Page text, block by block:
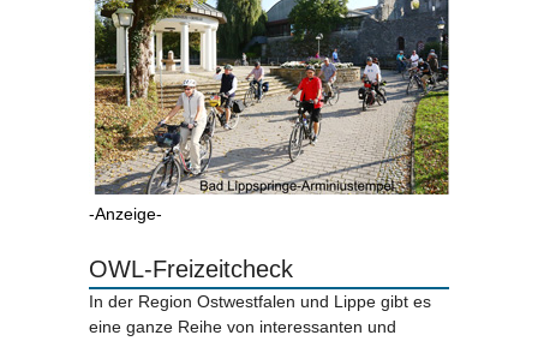
-Anzeige-
OWL-Freizeitcheck
In der Region Ostwestfalen und Lippe gibt es
eine ganze Reihe von interessanten und